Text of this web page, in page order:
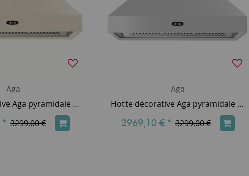
Aga
Hotte décorative Aga pyramidale 90cm 800m3/h (puissance max.) Lin AGA-HOOD-890 PH-LIN
* 3299,00 €
Aga
Hotte décorative Aga pyramidale 90cm 800m3/h (puissance max.) Gris perle AGA-HOOD-890 PH-PAS
2969,10 € * 3299,00 €